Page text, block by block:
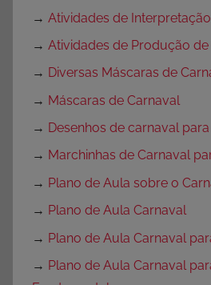
→ Atividades de
→ Atividades de Produção de
→ Diversas Máscaras de
→ Máscaras de Carnaval
→ Desenhos de carnaval
→ Marchinhas de Carnaval
→ Plano de Aula sobre o
→ Plano de Aula Carnaval
→ Plano de Aula Carnaval
→ Plano de Aula Carnaval